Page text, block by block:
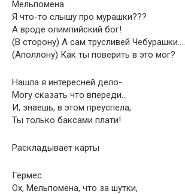
Мельпомена.
Я что-то слышу про мурашки???
А вроде олимпийский бог!
(В сторону) А сам трусливей Чебурашки….
(Аполлону) Как ты поверить в это мог?
Нашла я интересней дело-
Могу сказать что впереди…
И, знаешь, в этом преуспела,
Ты только баксами плати!
Раскладывает карты
Гермес.
Ох, Мельпомена, что за шутки,